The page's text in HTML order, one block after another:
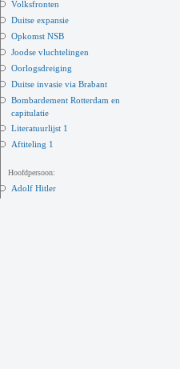
Volksfronten
Duitse expansie
Opkomst NSB
Joodse vluchtelingen
Oorlogsdreiging
Duitse invasie via Brabant
Bombardement Rotterdam en
capitulatie
Literatuurlijst 1
Aftiteling 1
Hoofdpersoon:
Adolf Hitler